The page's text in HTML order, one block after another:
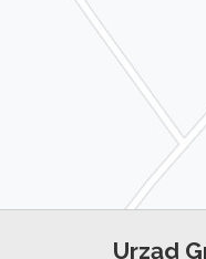
Urząd